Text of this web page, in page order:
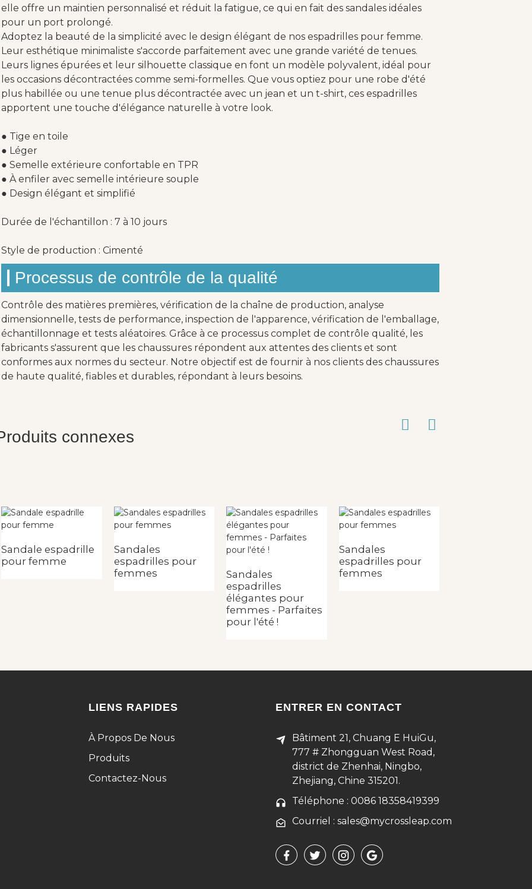
elle offre un maintien personnalisé et réduit la fatigue, ce qui en fait des sandales idéales
pour un port prolongé.
Adoptez la beauté de la simplicité avec le design élégant de nos espadrilles pour femme.
Leur esthétique minimaliste s'accorde parfaitement avec une grande variété de tenues.
Leurs lignes épurées et leur silhouette classique en font un modèle polyvalent, idéal pour
les occasions décontractées comme semi-formelles. Que vous optiez pour une robe d'été
plus habillée ou une tenue plus décontractée avec un jean et un t-shirt, ces espadrilles
apportent une touche d'élégance naturelle à votre look.
● Tige en toile
● Léger
● Semelle extérieure confortable en TPR
● À enfiler avec semelle intérieure souple
● Design élégant et simplifié
Durée de l'échantillon : 7 à 10 jours
Style de production : Cimenté
Processus de contrôle de la qualité
Contrôle des matières premières, vérification de la chaîne de production, analyse
dimensionnelle, tests de performance, inspection de l'apparence, vérification de l'emballage,
échantillonnage et tests aléatoires. Grâce à ce processus complet de contrôle qualité, les
fabricants s'assurent que les chaussures répondent aux attentes des clients et sont
conformes aux normes du secteur. Notre objectif est de fournir à nos clients des chaussures
de haute qualité, fiables et durables, répondant à leurs besoins.
connexes
Sandale espadrille
pour femme
Sandales
espadrilles pour
femmes
Sandales
espadrilles
élégantes pour
femmes - Parfaites
pour l'été !
Sandales
espadrilles pour
femmes
LIENS RAPIDES
À Propos De Nous
Produits
Contactez-Nous
ENTRER EN CONTACT
Bâtiment 21, Chuang E HuiGu,
777 # Zhongguan West Road,
district de Zhenhai, Ningbo,
Zhejiang, Chine 315201.
Téléphone : 0086 18358419399
Courriel : sales@mycrossleap.com